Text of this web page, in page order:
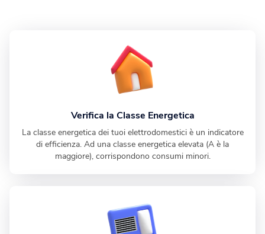
Verifica la Classe Energetica
La classe energetica dei tuoi elettrodomestici è un indicatore
di efficienza. Ad una classe energetica elevata (A è la
maggiore), corrispondono consumi minori.